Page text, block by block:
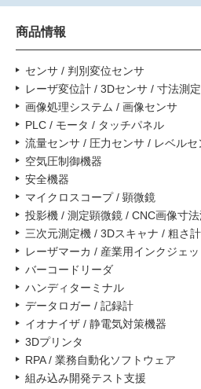
商品情報
センサ / 判別変位センサ
レーザ変位計 / 3Dセンサ / 寸法測
画像処理システム / 画像センサ
PLC / モータ / タッチパネル
流量センサ / 圧力センサ / レベルセ
空気圧制御機器
安全機器
マイクロスコープ / 顕微鏡
投影機 / 測定顕微鏡 / CNC画像寸
三次元測定機 / 3Dスキャナ / 粗さ計
レーザマーカ / 産業用インクジェ
バーコードリーダ
ハンディターミナル
データロガー / 記録計
イオナイザ / 静電気対策機器
3Dプリンタ
RPA / 業務自動化ソフトウェア
組み込み開発テスト支援